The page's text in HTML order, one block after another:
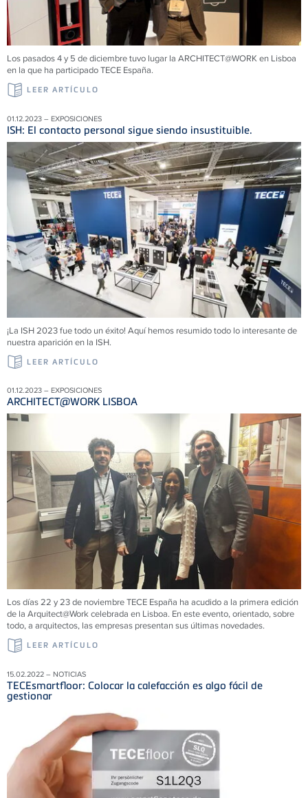
Los pasados 4 y 5 de diciembre tuvo lugar la ARCHITECT@WORK en Lisboa
en la que ha participado TECE España.
LEER ARTÍCULO
01.12.2023 – EXPOSICIONES
ISH: El contacto personal sigue siendo insustituible.
¡La ISH 2023 fue todo un éxito! Aquí hemos resumido todo lo interesante de
nuestra aparición en la ISH.
LEER ARTÍCULO
01.12.2023 – EXPOSICIONES
ARCHITECT@WORK LISBOA
Los días 22 y 23 de noviembre TECE España ha acudido a la primera edición
de la Arquitect@Work celebrada en Lisboa. En este evento, orientado, sobre
todo, a arquitectos, las empresas presentan sus últimas novedades.
LEER ARTÍCULO
15.02.2022 – NOTICIAS
TECEsmartfloor: Colocar la calefacción es algo fácil de
gestionar